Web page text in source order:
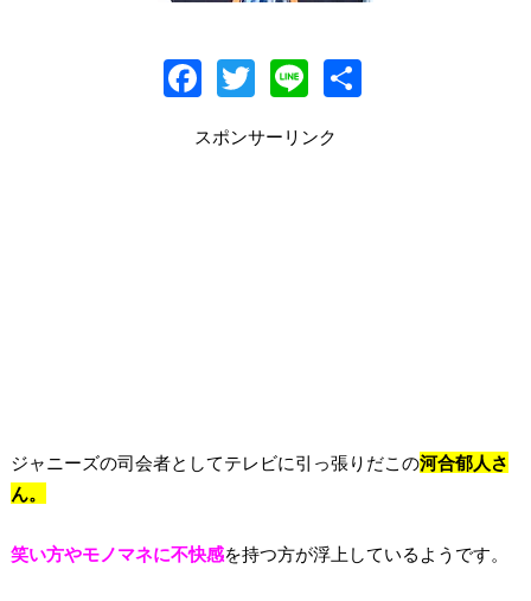
F
e
T
itt
Li
e
共
スポンサーリンク
ジャニーズの司会者としてテレビに引っ張りだこの河合郁人さ
ん。
笑い方やモノマネに不快感を持つ方が浮上しているようです。